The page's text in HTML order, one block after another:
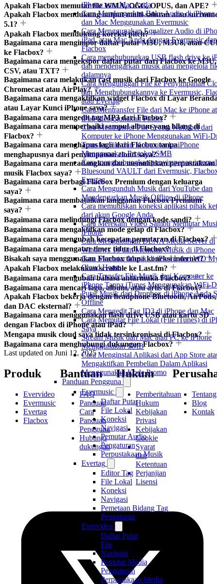
iPhone atau Mac Anda
Cara Mendengarkan Buku Audio di
dan Mac Menggunakan Evermusic
Cara Menggunakan Equalizer Audio di
iPad, atau Mac Anda dengan Evermusic dan
Flacbox
Cara menghubungkan USB flash drive ke
dan mendengarkan musik atau mengelola
dalamnya
Cara Mengunggah File ke Penyimpanan
dan Menghubungkannya ke Evermusic,
atau Evertag
Cara Mentransfer File dari Mac ke iPhone
iPad Menggunakan Finder
Cara Mentransfer File Secara Nirkabel dari
Komputer ke iPhone Menggunakan WiFi-
Transfer File dari Komputer ke iPhone
Menggunakan Protokol SMB
Cara menghubungkan penyimpanan internal
Bluesound VAULT dari Evermusic,
Evertag
Cara Mengunduh Musik dari YouTube dan
Mendengarkan Musik Offline di iPhone
Cara memutuskan koneksi aplikasi pihak
dari akun Google Anda
Cara Merekam Video Sambil Memutar
iPhone
Cara Mengaktifkan DLNA Media Server di
Windows 10 dan Memutar Musik di iPhone
Cara Memutar Musik di iPhone dari WD
Cloud Home
Cara Transfer File Musik dari Komputer ke
iPhone Tanpa iTunes Menggunakan WiFi-
Putar Musik dari Dropbox di iPhone Anda
Offline
Cara Mengedit Tag ID3 di iPhone dan Mac
Cara Memutar File Lokal (File iTunes) di
Saya
Stream Musik dari Mac atau PC ke iPhone
Menggunakan SMB
Cara Menginstal Aplikasi dari App Store
Mengaktifkan Pembelian Dalam Aplikasi
Menggunakan Kode Promo
Panduan Pengguna
Evermusic
Daftar Putar
File Lokal
Koneksi
Navigasi
Pemutar Audio
Pengaturan
Perpustakaan Musik
Evertag
Editor Tag
File Lokal
Koneksi
Navigasi
Pemetaan Bidang Tag
Pengaturan
Evervideo
Daftar Putar
File
Navigasi
Pemutar Media
Pengaturan
Perpustakaan Media
Apakah Flacbox memutar file WMA, OGG, OPUS, dan APE?
Apakah Flacbox mendukung output multi-saluran atau
5.1?
Apakah Flacbox mendukung koreksi pitch?
Bagaimana cara mengimpor daftar putar M3U, M3U8, atau
ke Flacbox?
Bagaimana cara mengekspor daftar putar dari Flacbox ke M3U,
CSV, atau TXT?
Bagaimana cara melakukan cast musik dari Flacbox ke Google
Chromecast atau AirPlay?
Bagaimana cara mengaktifkan widget Flacbox di Layar
atau Layar Kunci iPhone saya?
Bagaimana cara mengedit tag MP3 dari Flacbox?
Bagaimana cara memperbaiki sampul album yang hilang di
Flacbox?
Bagaimana cara menghapus lagu dari Flacbox tanpa
menghapusnya dari penyimpanan cloud saya?
Bagaimana cara mencadangkan dan memulihkan perpustakaan
musik Flacbox saya?
Bagaimana cara berbagi Flacbox Premium dengan keluarga
saya?
Bagaimana cara membatalkan langganan Flacbox Premium
saya?
Bagaimana cara melindungi Flacbox dengan kode sandi?
Bagaimana cara mengaktifkan mode gelap di Flacbox?
Bagaimana cara mengubah kecepatan pemutaran di Flacbox?
Bagaimana cara mengatur timer tidur di Flacbox?
Bisakah saya menggunakan Flacbox tanpa koneksi internet?
Apakah Flacbox melakukan scrobble ke Last.fm?
Bagaimana cara mengubah bahasa antarmuka Flacbox?
Bagaimana cara mencari lagu, album, atau artis di Flacbox?
Apakah Flacbox bekerja dengan headphone Bluetooth, AirPods,
dan DAC eksternal?
Bagaimana cara menggunakan flash drive USB atau kartu SD
dengan Flacbox di iPhone atau iPad?
Mengapa musik cloud saya tidak tersinkronisasi di Flacbox?
Bagaimana cara menghubungi dukungan Flacbox?
Last updated on Juni 12, 2025
Produk
Evervideo
Evermusic
Evertag
Flacbox
Bantuan
FAQ
Panduan
Cara
Panduan
Pengguna
Hubungi
dukungan
Hukum
Pemberitahuan
Hukum
Kebijakan
Privasi
Kebijakan
Cookie
Syarat
dan
Ketentuan
Perjanjian
Lisensi
Tentang
Blog
Kontak